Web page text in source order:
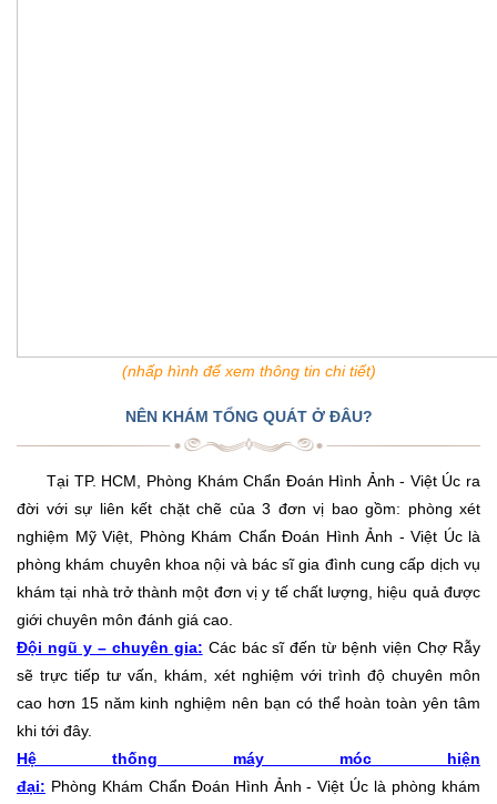
(nhấp hình để xem thông tin chi tiết)
NÊN KHÁM TỔNG QUÁT Ở ĐÂU?
Tại TP. HCM, Phòng Khám Chẩn Đoán Hình Ảnh - Việt Úc ra
đời với sự liên kết chặt chẽ của 3 đơn vị bao gồm: phòng xét
nghiệm Mỹ Việt, Phòng Khám Chẩn Đoán Hình Ảnh - Việt Úclà
phòng khám chuyên khoa nội và bác sĩ gia đình cung cấp dịch vụ
khám tại nhà trở thành một đơn vị y tế chất lượng, hiệu quả được
giới chuyên môn đánh giá cao.
Đội ngũ y – chuyên gia: Các bác sĩ đến từ bệnh viện Chợ Rẫy
sẽ trực tiếp tư vấn, khám, xét nghiệm với trình độ chuyên môn
cao hơn 15 năm kinh nghiệm nên bạn có thể hoàn toàn yên tâm
khi tới đây.
Hệ thống máy móc hiện
đại: Phòng Khám Chẩn Đoán Hình Ảnh - Việt Úc là phòng khám